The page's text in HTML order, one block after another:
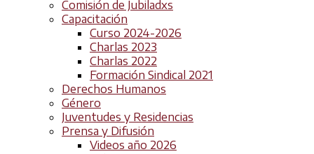
Comisión de Jubiladxs
Capacitación
Curso 2024-2026
Charlas 2023
Charlas 2022
Formación Sindical 2021
Derechos Humanos
Género
Juventudes y Residencias
Prensa y Difusión
Videos año 2026